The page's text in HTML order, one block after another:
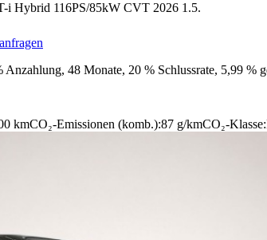
i Hybrid 116PS/85kW CVT 2026 1.5.
48 Monate, 20 % Schlussrate, 5,99 %
kmCO₂-Emissionen (komb.):87 g/kmCO₂-Klasse: